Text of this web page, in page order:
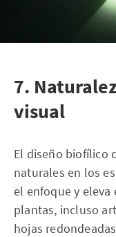
7.
visual
El diseño biofílico
naturales en los
el enfoque y
plantas, incluso
hojas